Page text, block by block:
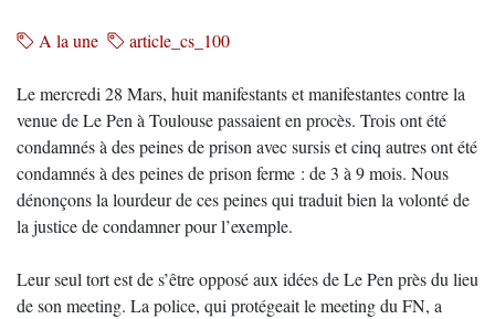
A la une article_cs_100
Le mercredi 28 Mars, huit manifestants et manifestantes contre la
venue de Le Pen à Toulouse passaient en procès. Trois ont été
condamnés à des peines de prison avec sursis et cinq autres ont été
condamnés à des peines de prison ferme : de 3 à 9 mois. Nous
dénonçons la lourdeur de ces peines qui traduit bien la volonté de
la justice de condamner pour l’exemple.
Leur seul tort est de s’être opposé aux idées de Le Pen près du lieu
de son meeting. La police, qui protégeait le meeting du FN, a